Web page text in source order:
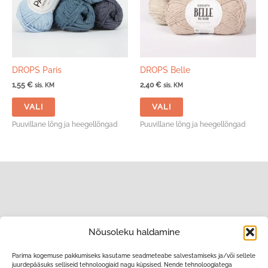
Nõusoleku haldamine
Parima kogemuse pakkumiseks kasutame seadmeteabe salvestamiseks ja/või sellele
juurdepääsuks selliseid tehnoloogiaid nagu küpsised. Nende tehnoloogiatega
DROPS Paris
1,55 € sis. KM
VALI
Sellel
on
Valikuid
Puuvillane lõng ja heegellõngad
DROPS Belle
2,40€ sis. KM
VALI
Sellel
on
Valikuid
Puuvillane lõng ja heegellõngad